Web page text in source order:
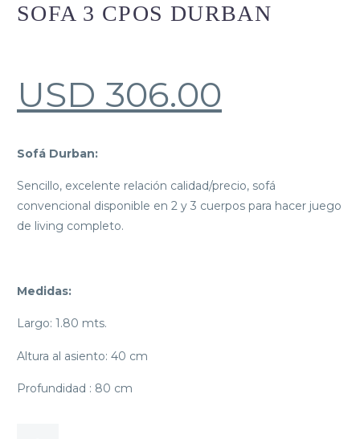
SOFA 3 CPOS DURBAN
USD 306.00
Sofá Durban:
Sencillo, excelente relación calidad/precio, sofá
convencional disponible en 2 y 3 cuerpos para hacer juego
de living completo.
Medidas:
Largo: 1.80 mts.
Altura al asiento: 40 cm
Profundidad : 80 cm